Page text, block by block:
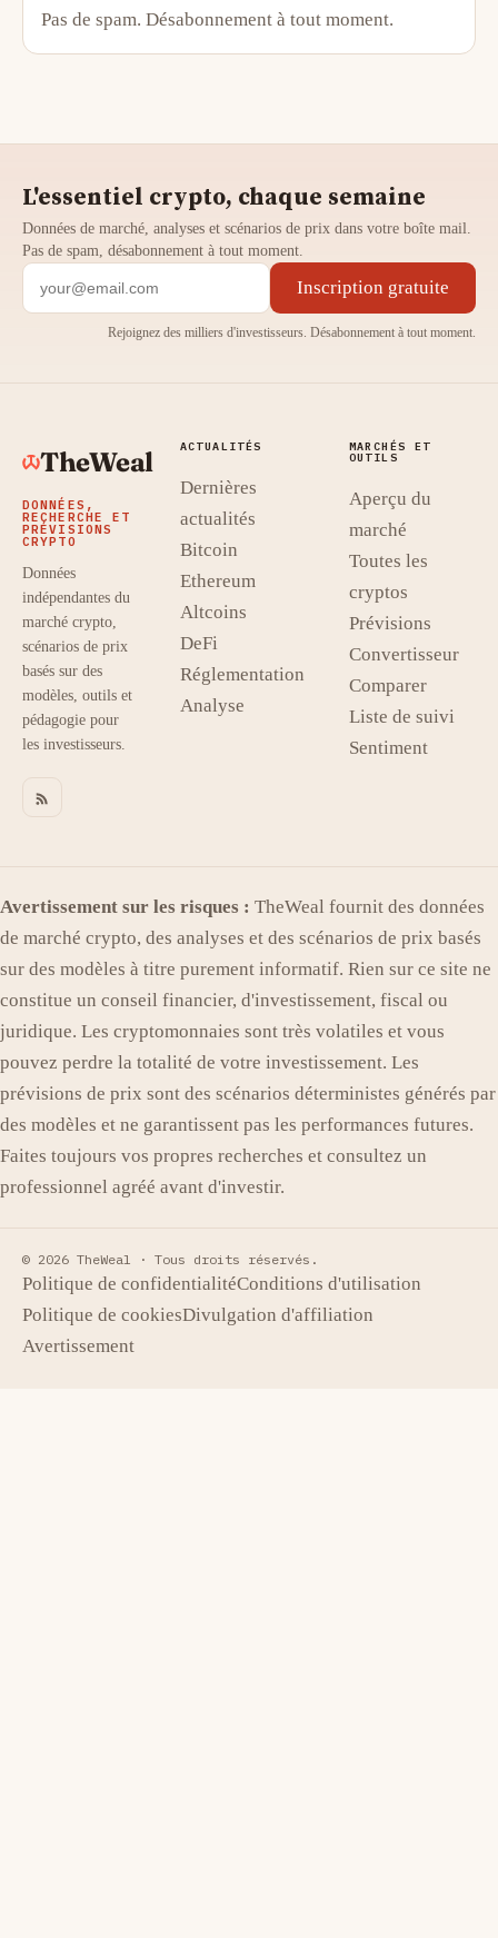
Pas de spam. Désabonnement à tout moment.
L'essentiel crypto, chaque semaine
Données de marché, analyses et scénarios de prix dans votre boîte mail.
Pas de spam, désabonnement à tout moment.
Inscription gratuite
Rejoignez des milliers d'investisseurs. Désabonnement à tout moment.
TheWeal
DONNÉES,
RECHERCHE ET
PRÉVISIONS
CRYPTO
Données
indépendantes du
marché crypto,
scénarios de prix
basés sur des
modèles, outils et
pédagogie pour
les investisseurs.
ACTUALITÉS
Dernières
actualités
Bitcoin
Ethereum
Altcoins
DeFi
Réglementation
Analyse
MARCHÉS ET
OUTILS
Aperçu du
marché
Toutes les
cryptos
Prévisions
Convertisseur
Comparer
Liste de suivi
Sentiment
Avertissement sur les risques : TheWeal fournit des données
de marché crypto, des analyses et des scénarios de prix basés
sur des modèles à titre purement informatif. Rien sur ce site ne
constitue un conseil financier, d'investissement, fiscal ou
juridique. Les cryptomonnaies sont très volatiles et vous
pouvez perdre la totalité de votre investissement. Les
prévisions de prix sont des scénarios déterministes générés par
des modèles et ne garantissent pas les performances futures.
Faites toujours vos propres recherches et consultez un
professionnel agréé avant d'investir.
© 2026 TheWeal · Tous droits réservés.
Politique de confidentialitéConditions d'utilisation
Politique de cookiesDivulgation d'affiliation
Avertissement